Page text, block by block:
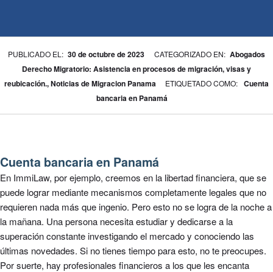
PUBLICADO EL: 30 de octubre de 2023 BPA
CATEGORIZADO EN: Abogados
Derecho Migratorio: Asistencia en procesos de migración, visas y
reubicación.,Noticias de Migracion Panama ETIQUETADO COMO: Cuenta
bancaria en Panamá
Cuenta bancaria en Panamá
En ImmiLaw, por ejemplo, creemos en la libertad financiera, que se
puede lograr mediante mecanismos completamente legales que no
requieren nada más que ingenio. Pero esto no se logra de la noche a
la mañana. Una persona necesita estudiar y dedicarse a la
superación constante investigando el mercado y conociendo las
últimas novedades. Si no tienes tiempo para esto, no te preocupes.
Por suerte, hay profesionales financieros a los que les encanta